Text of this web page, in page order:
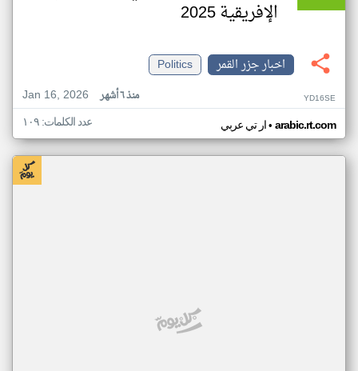
الإفريقية 2025
اخبار جزر القمر
Politics
Jan 16, 2026
منذ ٦ أشهر YD16SE
ار تي عربي• arabic.rt.com عدد الكلمات: ١٠٩